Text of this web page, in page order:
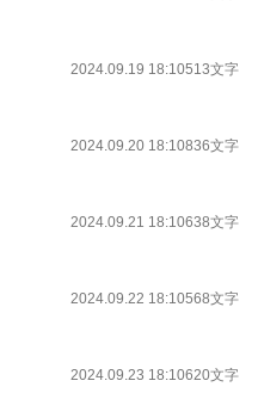
2024.09.19 18:10513文字
2024.09.20 18:10836文字
2024.09.21 18:10638文字
2024.09.22 18:10568文字
2024.09.23 18:10620文字